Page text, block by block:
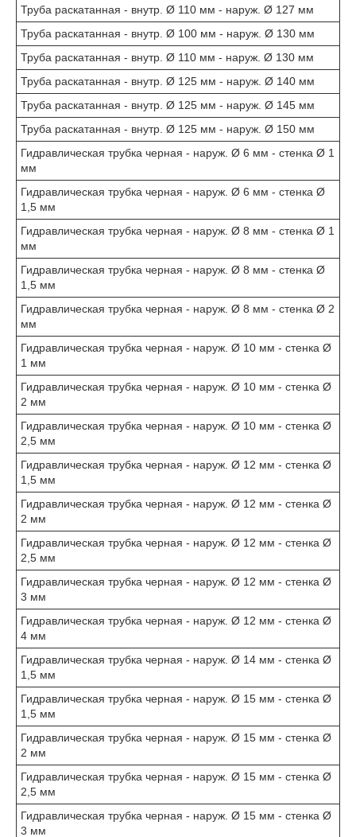
Труба раскатанная - внутр. Ø 110 мм - наруж. Ø 127 мм
Труба раскатанная - внутр. Ø 100 мм - наруж. Ø 130 мм
Труба раскатанная - внутр. Ø 110 мм - наруж. Ø 130 мм
Труба раскатанная - внутр. Ø 125 мм - наруж. Ø 140 мм
Труба раскатанная - внутр. Ø 125 мм - наруж. Ø 145 мм
Труба раскатанная - внутр. Ø 125 мм - наруж. Ø 150 мм
Гидравлическая трубка черная - наруж. Ø 6 мм - стенка Ø 1
мм
Гидравлическая трубка черная - наруж. Ø 6 мм - стенка Ø
1,5 мм
Гидравлическая трубка черная - наруж. Ø 8 мм - стенка Ø 1
мм
Гидравлическая трубка черная - наруж. Ø 8 мм - стенка Ø
1,5 мм
Гидравлическая трубка черная - наруж. Ø 8 мм - стенка Ø 2
мм
Гидравлическая трубка черная - наруж. Ø 10 мм - стенка Ø
1 мм
Гидравлическая трубка черная - наруж. Ø 10 мм - стенка Ø
2 мм
Гидравлическая трубка черная - наруж. Ø 10 мм - стенка Ø
2,5 мм
Гидравлическая трубка черная - наруж. Ø 12 мм - стенка Ø
1,5 мм
Гидравлическая трубка черная - наруж. Ø 12 мм - стенка Ø
2 мм
Гидравлическая трубка черная - наруж. Ø 12 мм - стенка Ø
2,5 мм
Гидравлическая трубка черная - наруж. Ø 12 мм - стенка Ø
3 мм
Гидравлическая трубка черная - наруж. Ø 12 мм - стенка Ø
4 мм
Гидравлическая трубка черная - наруж. Ø 14 мм - стенка Ø
1,5 мм
Гидравлическая трубка черная - наруж. Ø 15 мм - стенка Ø
1,5 мм
Гидравлическая трубка черная - наруж. Ø 15 мм - стенка Ø
2 мм
Гидравлическая трубка черная - наруж. Ø 15 мм - стенка Ø
2,5 мм
Гидравлическая трубка черная - наруж. Ø 15 мм - стенка Ø
3 мм